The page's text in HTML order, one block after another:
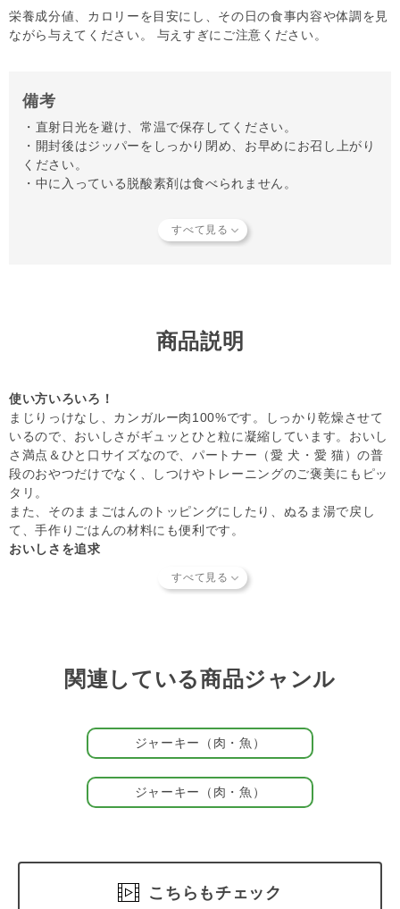
栄養成分値、カロリーを目安にし、その日の食事内容や体調を見
ながら与えてください。 与えすぎにご注意ください。
備考
・直射日光を避け、常温で保存してください。
・開封後はジッパーをしっかり閉め、お早めにお召し上がり
ください。
・中に入っている脱酸素剤は食べられません。
当店では独自の安全基準を設け、原材料そのものの品質やパ
本商品はご注文タイミングやご注文内容によっては、購入履
歴からのご注文キャンセル、 修正を受け付けることができ
(「発送予定日のお知らせメール」をお送りする前であれ
ば、メール・お電話・ マイページにてご注文をキャンセル
いただけます。）
商品説明
使い方いろいろ！
まじりっけなし、カンガルー肉100%です。しっかり乾燥させて
いるので、おいしさがギュッとひと粒に凝縮しています。おいし
さ満点＆ひと口サイズなので、パートナー（愛 犬・愛 猫）の普
段のおやつだけでなく、しつけやトレーニングのご褒美にもピッ
タリ。
また、そのままごはんのトッピングにしたり、ぬるま湯で戻し
て、手作りごはんの材料にも便利です。
おいしさを追求
トナーにオススメです。余分な脂肪は取り除き、しっかり乾燥さ
うずら 鮭、 たい、 まぐろ 、なまず
の11種類。
パートナーの好みやアレルギーに合わせて選べます。また種類が
豊富なので、トレーニングの時にも味を変えると飽きません。
関連している商品ジャンル
ジャーキー（肉・魚）
ジャーキー（肉・魚）
こちらもチェック